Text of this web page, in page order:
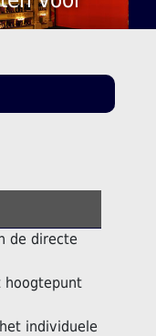
de directe
hoogtepunt
individuele